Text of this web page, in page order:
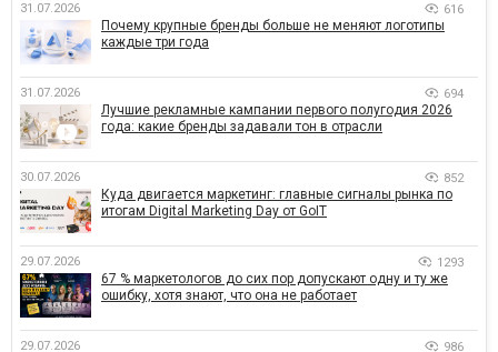
31.07.2026 616
Почему крупные бренды больше не меняют логотипы
каждые три года
31.07.2026 694
Лучшие рекламные кампании первого полугодия 2026
года: какие бренды задавали тон в отрасли
30.07.2026 852
Куда двигается маркетинг: главные сигналы рынка по
итогам Digital Marketing Day от GoIT
29.07.2026 1293
67 % маркетологов до сих пор допускают одну и ту же
ошибку, хотя знают, что она не работает
29.07.2026 986